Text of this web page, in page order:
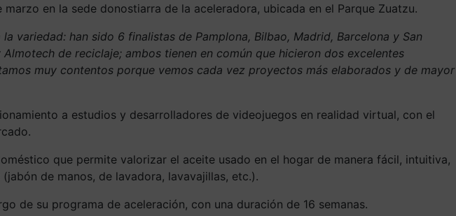
en la sede donostiarra de la aceleradora, ubicada en el Parque Zuatzu.
la variedad: han sido 6 finalistas de Pamplona, Bilbao, Madrid, Barcelona y San
de reciclaje; ambos tienen en común que hicieron dos excelentes
muy contentos porque vemos cada vez proyectos más elaborados y de mayor
a estudios y desarrolladores de videojuegos en realidad virtual, con el
que permite valorizar el aceite usado en el hogar de manera fácil, intuitiva,
de manos, de lavadora, lavavajillas, etc.).
de su programa de aceleración, con una duración de 16 semanas.